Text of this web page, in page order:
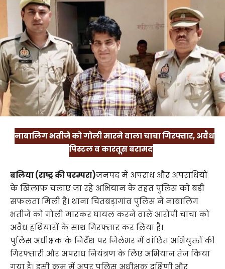
नाबालिग भतीजे को गोली मारने वाला चाचा गिरफ्तार, अवैध
पिस्टल व कारतूस बरामद
बलिया (राष्ट्र की परम्परा)जनपद में अपराध और अपराधियों
के खिलाफ चलाए जा रहे अभियान के तहत पुलिस को बड़ी
सफलता मिली है। थाना चितबड़ागांव पुलिस ने नाबालिग
भतीजे को गोली मारकर घायल करने वाले आरोपी चाचा को
अवैध हथियारों के साथ गिरफ्तार कर लिया है।
पुलिस अधीक्षक के निर्देश पर जिलेभर में वांछित अभियुक्तों की
गिरफ्तारी और अपराध नियंत्रण के लिए अभियान तेज किया
गया है। इसी क्रम में अपर पुलिस अधीक्षक दक्षिणी और